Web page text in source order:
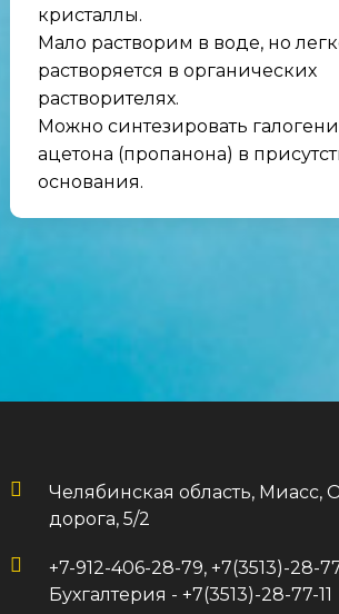
кристаллы.
Мало растворим в воде, но
растворяется в органических
растворителях.
Можно синтезировать
ацетона (пропанона) в
основания.
Челябинская область, Миасс,
дорога, 5/2
+7-912-406-28-79, +7(3513)-28-
Бухгалтерия - +7(3513)-28-77-11